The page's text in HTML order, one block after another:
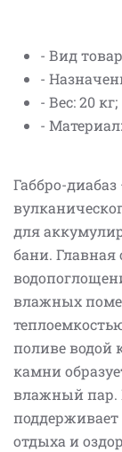
- Вид
-
- Вес: 20 кг;
-
Габбро-
для
бани.
влажных
поливе водой
камни
влажный пар.
отдыха и